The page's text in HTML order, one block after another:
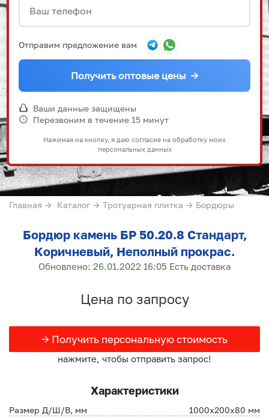
Отправим предложение вам
Получить оптовые цены →
Ваши данные защищены
Перезвоним в течение 15 минут
Нажимая на кнопку, я даю согласие на обработку моих
персональных данных
Главная → Каталог → Тротуарная плитка → Бордюры
Бордюр камень БР 50.20.8 Стандарт,
Коричневый, Неполный прокрас.
Обновлено: 26.01.2022 16:05 Есть доставка
Цена по запросу
→ Получить персональную стоимость
нажмите, чтобы отправить запрос!
Характеристики
Размер Д/Ш/В, мм
1000х200х80 мм